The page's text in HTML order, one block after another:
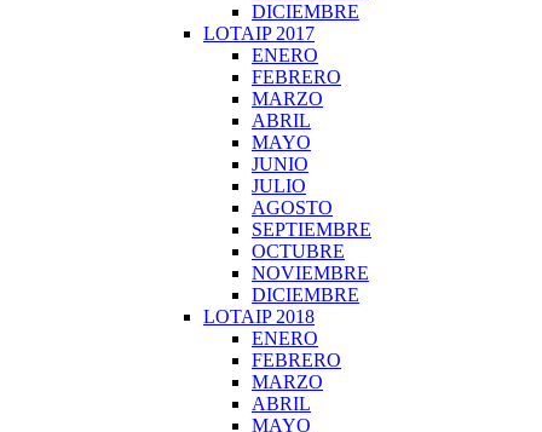
DICIEMBRE
LOTAIP 2017
ENERO
FEBRERO
MARZO
ABRIL
MAYO
JUNIO
JULIO
AGOSTO
SEPTIEMBRE
OCTUBRE
NOVIEMBRE
DICIEMBRE
LOTAIP 2018
ENERO
FEBRERO
MARZO
ABRIL
MAYO